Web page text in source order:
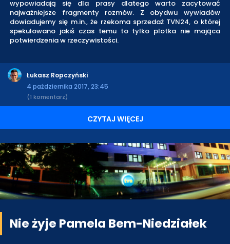
wypowiadają się dla prasy dlatego warto zacytować
najważniejsze fragmenty rozmów. Z obydwu wywiadów
dowiadujemy się m.in., że rzekoma sprzedaż TVN24, o której
spekulowano jakiś czas temu to tylko plotka nie mająca
potwierdzenia w rzeczywistości.
Łukasz Ropczyński
4 października 2017, 23:45
(1 komentarz)
CZYTAJ WIĘCEJ
Nie żyje Pamela Bem-Niedziałek